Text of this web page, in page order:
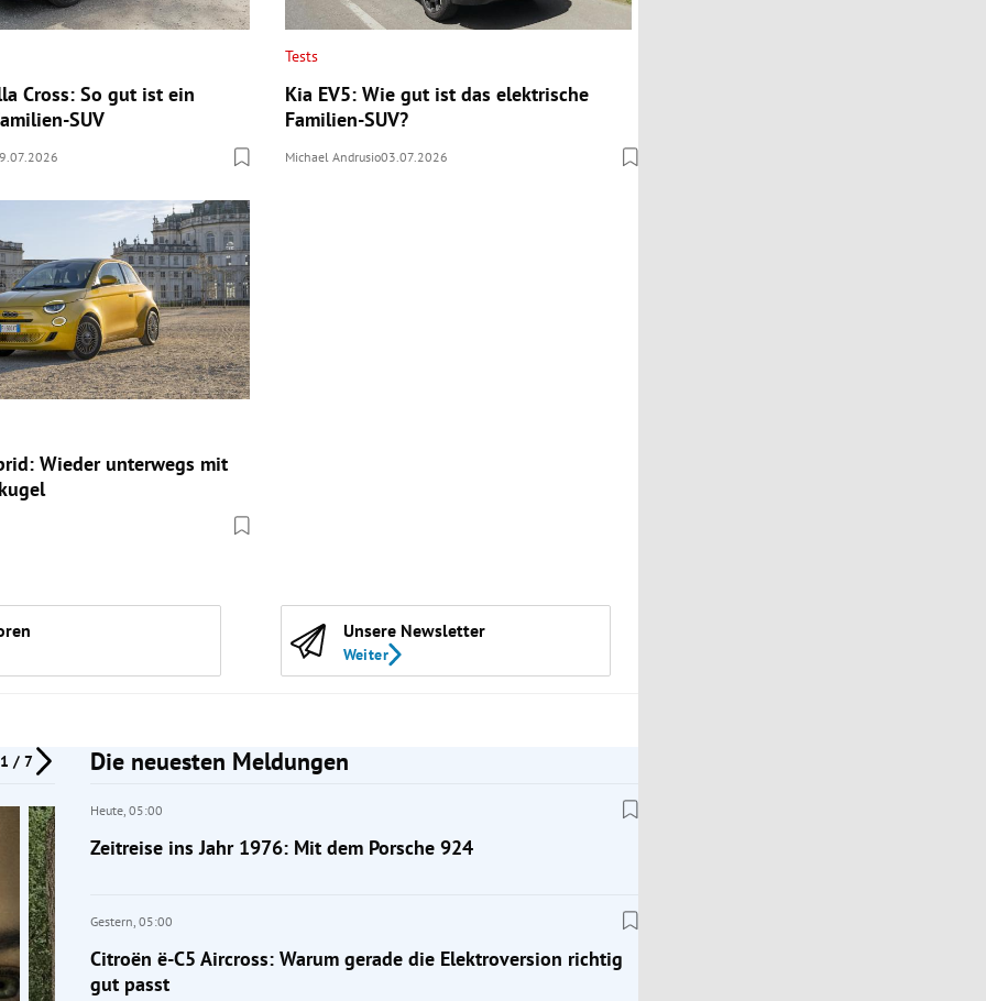
Cross: So gut ist ein
SUV
Tests
Kia EV5: Wie gut ist das elektrische
Familien-SUV?
Michael Andrusio03.07.2026
Wieder unterwegs mit
Unsere Newsletter
Weiter
1 / 7 Die neuesten Meldungen
Heute, 05:00
Zeitreise ins Jahr 1976: Mit dem Porsche 924
Gestern, 05:00
Citroën ë-C5 Aircross: Warum gerade die Elektroversion richtig
gut passt